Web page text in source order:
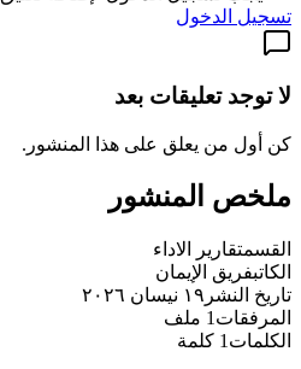
تسجيل الدخول
لا توجد تعليقات بعد
كن أول من يعلق على هذا المنشور.
ملخص المنشور
القسمتقارير الاداء
الكاتبفريق الإيمان
تاريخ النشر ١٩ نيسان ٢٠٢٦
المرفقات 1 ملف
الكلمات 1 كلمة